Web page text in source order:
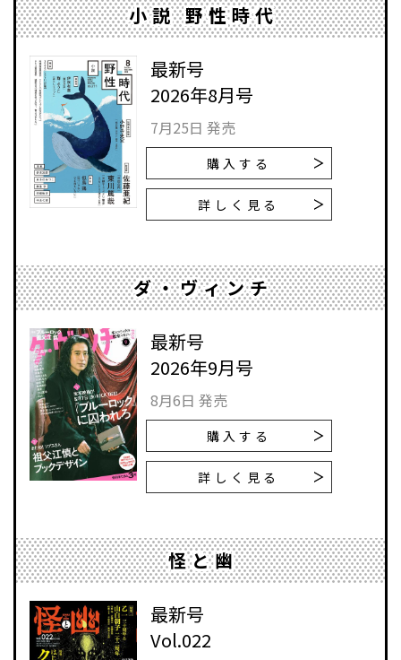
小説 野性時代
最新号
2026年8月号
7月25日 発売
購入する
詳しく見る
ダ・ヴィンチ
最新号
2026年9月号
8月6日 発売
購入する
詳しく見る
怪と幽
最新号
Vol.022